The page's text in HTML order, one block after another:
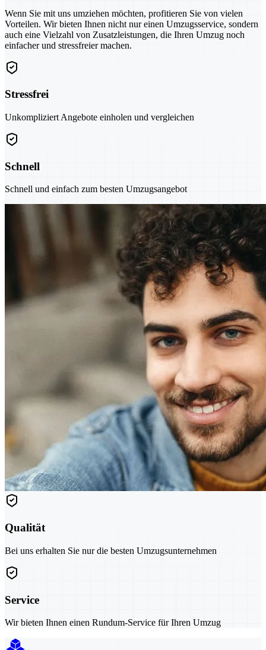
Wenn Sie mit uns umziehen möchten, profitieren Sie von vielen
Vorteilen. Wir bieten Ihnen nicht nur einen Umzugsservice, sondern
auch eine Vielzahl von Zusatzleistungen, die Ihren Umzug noch
einfacher und stressfreier machen.
Stressfrei
Unkompliziert Angebote einholen und vergleichen
Schnell
Schnell und einfach zum besten Umzugsangebot
Qualität
Bei uns erhalten Sie nur die besten Umzugsunternehmen
Service
Wir bieten Ihnen einen Rundum-Service für Ihren Umzug